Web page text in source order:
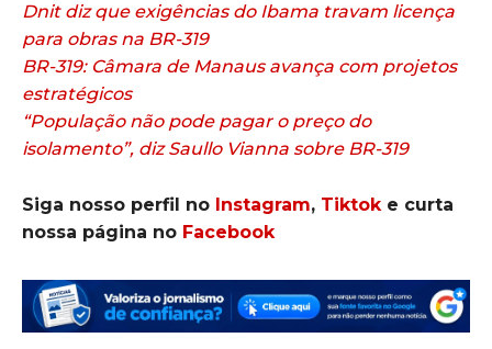
Dnit diz que exigências do Ibama travam licença
para obras na BR-319
BR-319: Câmara de Manaus avança com projetos
estratégicos
“População não pode pagar o preço do
isolamento”, diz Saullo Vianna sobre BR-319
Siga nosso perfil no Instagram, Tiktoke curta
nossa página no Facebook